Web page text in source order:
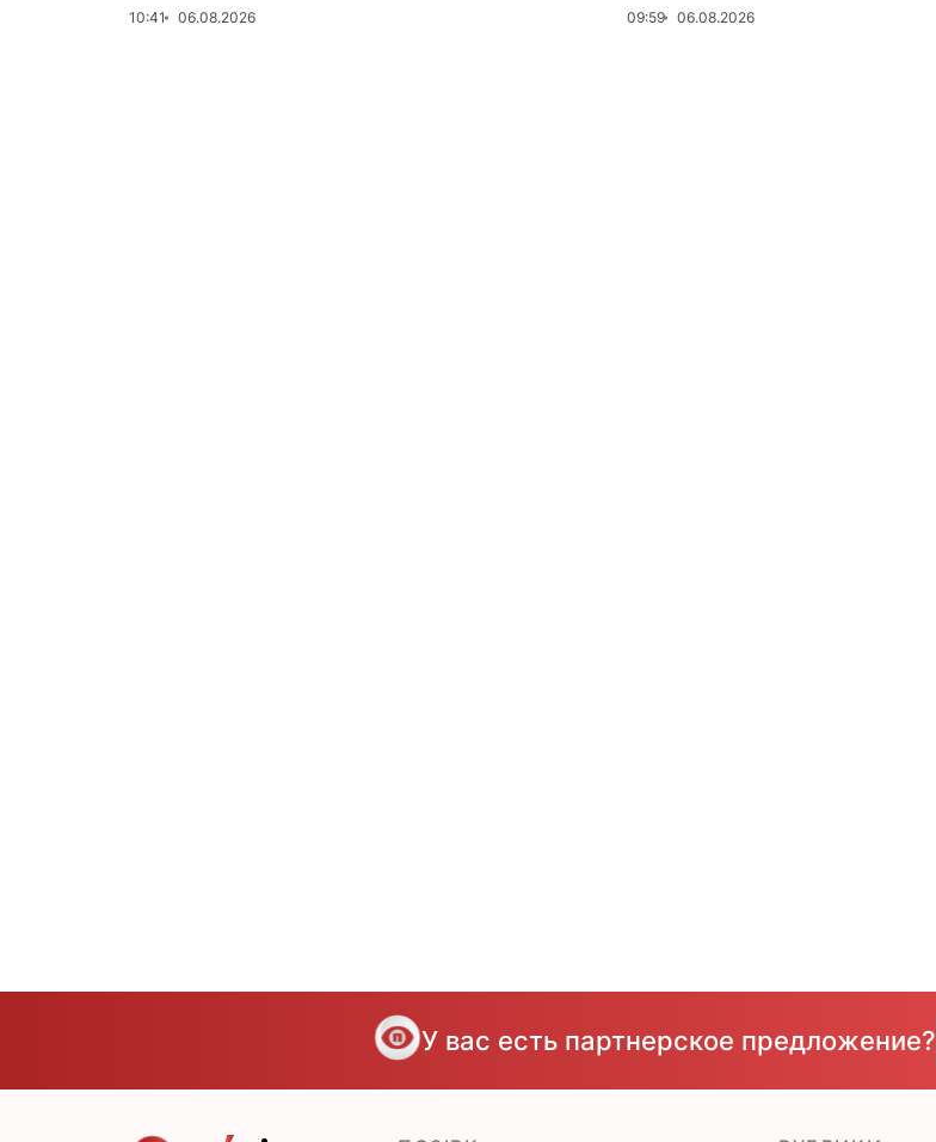
10:41 06.08.2026 09:59 06.08.2026
У вас есть партнерское предложение?